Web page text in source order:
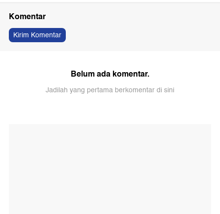
Komentar
Kirim Komentar
Belum ada komentar.
Jadilah yang pertama berkomentar di sini